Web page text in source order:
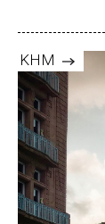
KHM